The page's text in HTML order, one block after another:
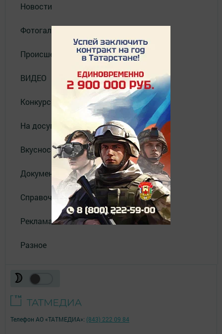
Новости
Фотогалерея
Происшествия
ВИДЕО
Конкурсы
На досуге
Вкусности
Документы
Справочник
Реклама
Разное
Телефон АО «ТАТМЕДИА»: (843) 222 09 84